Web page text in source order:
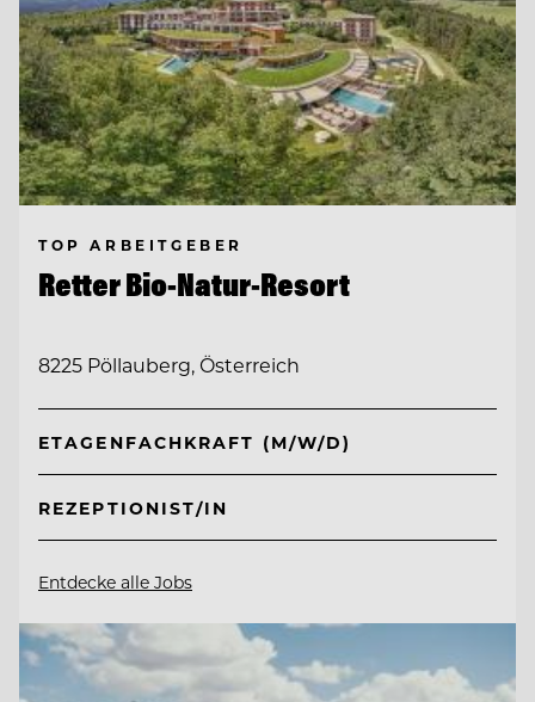
TOP ARBEITGEBER
Retter Bio-Natur-Resort
8225 Pöllauberg, Österreich
ETAGENFACHKRAFT (M/W/D)
REZEPTIONIST/IN
Entdecke alle Jobs